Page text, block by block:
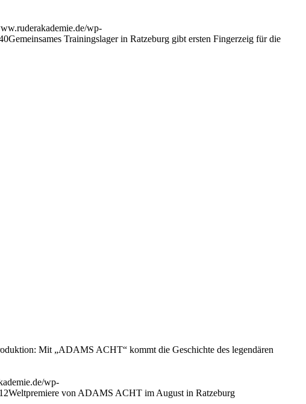
wp-
Gemeinsames Trainingslager in Ratzeburg gibt ersten Fingerzeig für die
Mit „ADAMS ACHT“ kommt die Geschichte des legendären
wp-
Weltpremiere von ADAMS ACHT im August in Ratzeburg